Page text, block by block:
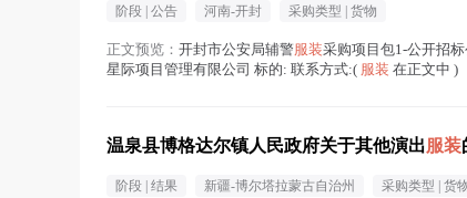
阶段 | 公告 河南-开封 采购类型 | 货物
正文预览： 开封市公安局辅警服装采购项目包1-公开招
星际项目管理有限公司 标的: 联系方式:( 服装 在正文中 )
温泉县博格达尔镇人民政府关于其他演出 服装
阶段 | 结果 新疆-博尔塔拉蒙古自治州 采购类型 | 货